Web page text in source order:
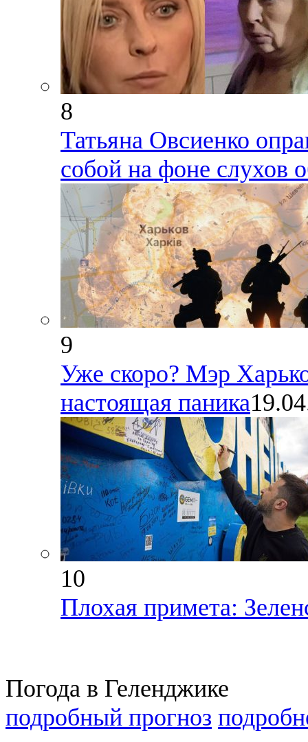
8
Татьяна Овсиенко
собой на фоне слухов
9
Уже скоро? Мэр
настоящая паника
10
Плохая примета:
Погода в Геленджике
подробный прогноз